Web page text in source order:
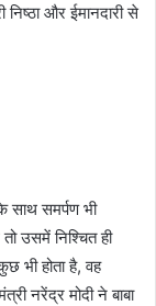
और ईमानदारी से
समर्पण भी
उसमें निश्चित ही
भी होता है, वह
नरेंद्र मोदी ने बाबा